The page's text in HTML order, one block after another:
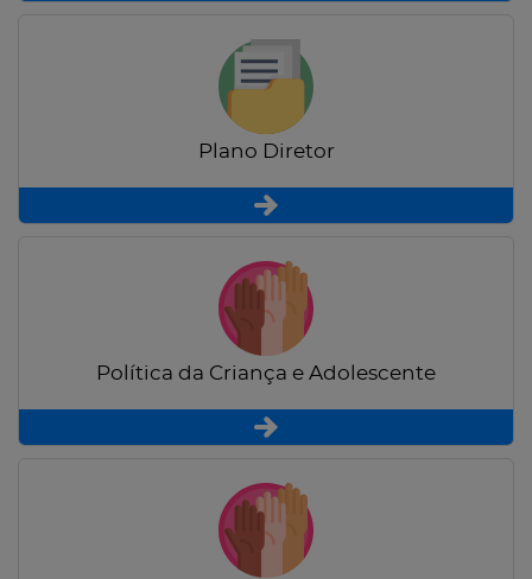
Plano Diretor
Política da Criança e Adolescente